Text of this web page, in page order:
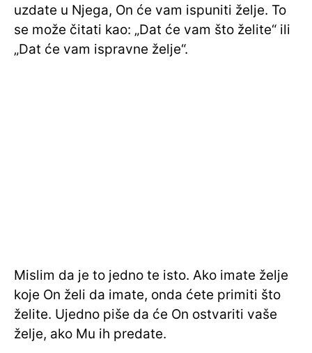
uzdate u Njega, On će vam ispuniti želje. To
se može čitati kao: „Dat će vam što želite“ ili
„Dat će vam ispravne želje“.
Mislim da je to jedno te isto. Ako imate želje
koje On želi da imate, onda ćete primiti što
želite. Ujedno piše da će On ostvariti vaše
želje, ako Mu ih predate.